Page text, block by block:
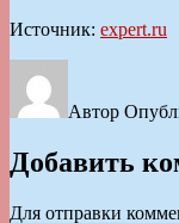
Источник: expert.ru
Автор
Добавить
Для отправки